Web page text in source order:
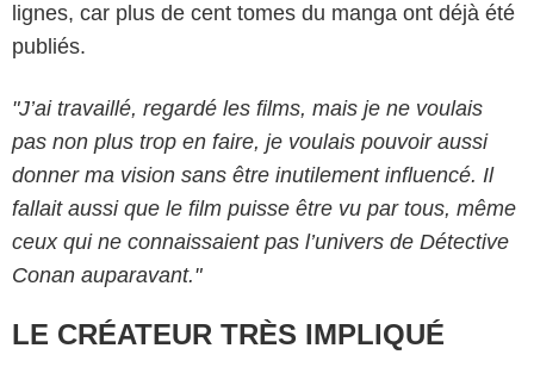
lignes, car plus de cent tomes du manga ont déjà été
publiés.
"J’ai travaillé, regardé les films, mais je ne voulais
pas non plus trop en faire, je voulais pouvoir aussi
donner ma vision sans être inutilement influencé. Il
fallait aussi que le film puisse être vu par tous, même
ceux qui ne connaissaient pas l’univers de Détective
Conan auparavant."
LE CRÉATEUR TRÈS IMPLIQUÉ